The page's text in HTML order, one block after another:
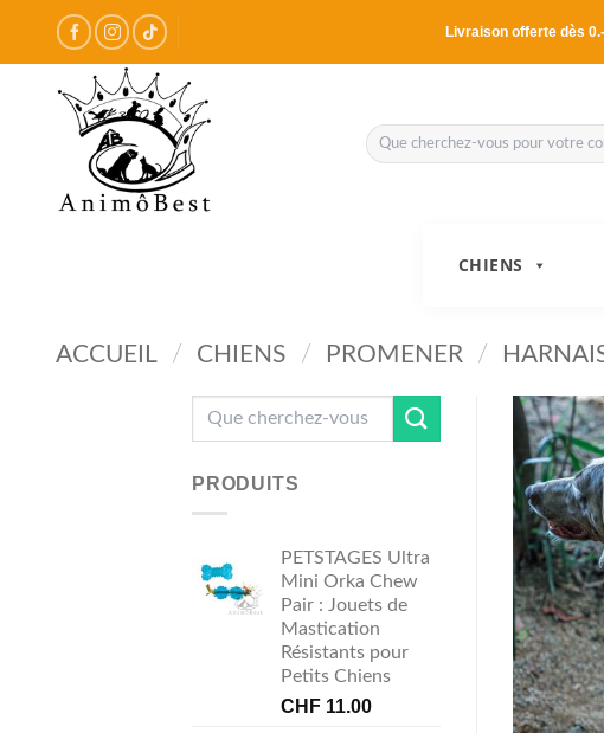
contenu
Livraison offerte dès 0.-
Recherche
pour :
CHIENS
ACCUEIL / CHIENS / PROMENER /
pour :
PRODUITS
PETSTAGES Ultra
Mini Orka Chew
Pair : Jouets de
Mastication
Résistants pour
Petits Chiens
CHF 11.00